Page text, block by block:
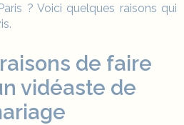
? Voici quelques raisons qui
de faire
vidéaste de